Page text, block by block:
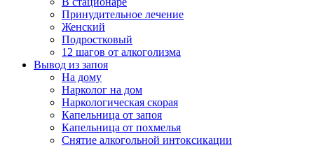
Принудительное лечение
Женский
Подростковый
12 шагов от алкоголизма
Вывод из запоя
На дому
Нарколог на дом
Наркологическая скорая
Капельница от запоя
Капельница от похмелья
Снятие алкогольной интоксикации